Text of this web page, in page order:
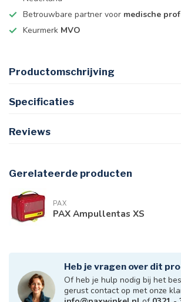
Betrouwbare partner voor medische
Keurmerk MVO
Productomschrijving
Specificaties
Reviews
Gerelateerde producten
PAX
PAX Ampullentas XS
Heb je vragen over dit
Of heb je hulp nodig bij het
gerust contact op met onze